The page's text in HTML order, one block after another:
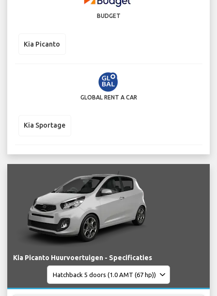
BUDGET
Kia Picanto
GLOBAL RENT A CAR
Kia Sportage
Kia Picanto Huurvoertuigen - Specificaties